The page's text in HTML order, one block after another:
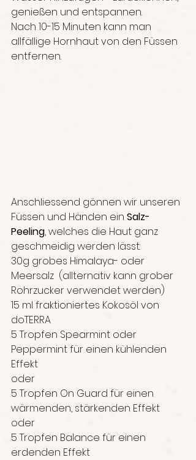
genießen und entspannen.
Nach 10-15 Minuten kann man
allfällige Hornhaut von den Füssen
entfernen.
Anschliessend gönnen wir unseren
Füssen und Händen ein Salz-
Peeling, welches die Haut ganz
geschmeidig werden lässt:
30g grobes Himalaya- oder
Meersalz  (allternativ kann grober
Rohrzucker verwendet werden)
15 ml fraktioniertes Kokosöl von
doTERRA
5 Tropfen Spearmint oder
Peppermint für einen kühlenden
Effekt
oder
5 Tropfen On Guard für einen
wärmenden, stärkenden Effekt
oder
5 Tropfen Balance für einen
erdenden Effekt